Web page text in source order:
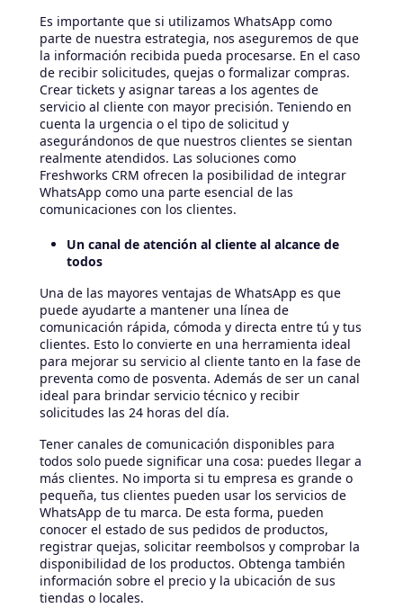
Es importante que si utilizamos WhatsApp como
parte de nuestra estrategia, nos aseguremos de que
la información recibida pueda procesarse. En el caso
de recibir solicitudes, quejas o formalizar compras.
Crear tickets y asignar tareas a los agentes de
servicio al cliente con mayor precisión. Teniendo en
cuenta la urgencia o el tipo de solicitud y
asegurándonos de que nuestros clientes se sientan
realmente atendidos. Las soluciones como
Freshworks CRM ofrecen la posibilidad de integrar
WhatsApp como una parte esencial de las
comunicaciones con los clientes.
Un canal de atención al cliente al alcance de
todos
Una de las mayores ventajas de WhatsApp es que
puede ayudarte a mantener una línea de
comunicación rápida, cómoda y directa entre tú y tus
clientes. Esto lo convierte en una herramienta ideal
para mejorar su servicio al cliente tanto en la fase de
preventa como de posventa. Además de ser un canal
ideal para brindar servicio técnico y recibir
solicitudes las 24 horas del día.
Tener canales de comunicación disponibles para
todos solo puede significar una cosa: puedes llegar a
más clientes. No importa si tu empresa es grande o
pequeña, tus clientes pueden usar los servicios de
WhatsApp de tu marca. De esta forma, pueden
conocer el estado de sus pedidos de productos,
registrar quejas, solicitar reembolsos y comprobar la
disponibilidad de los productos. Obtenga también
información sobre el precio y la ubicación de sus
tiendas o locales.